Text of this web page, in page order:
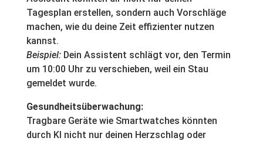
Tagesplan erstellen, sondern auch Vorschläge
machen, wie du deine Zeit effizienter nutzen
kannst.
Beispiel:Dein Assistent schlägt vor, den Termin
um 10:00 Uhr zu verschieben, weil ein Stau
gemeldet wurde.
Gesundheitsüberwachung:
Tragbare Geräte wie Smartwatches könnten
durch KI nicht nur deinen Herzschlag oder